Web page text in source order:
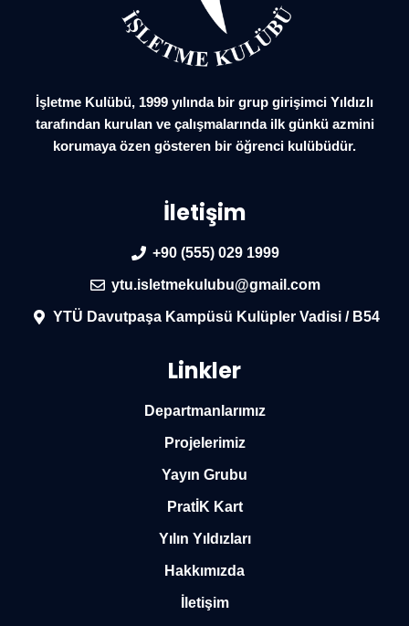
İşletme Kulübü, 1999 yılında bir grup girişimci Yıldızlı
tarafından kurulan ve çalışmalarında ilk günkü azmini
korumaya özen gösteren bir öğrenci kulübüdür.
İletişim
+90 (555) 029 1999
ytu.isletmekulubu@gmail.com
YTÜ Davutpaşa Kampüsü Kulüpler Vadisi / B54
Linkler
Departmanlarımız
Projelerimiz
Yayın Grubu
PratİK Kart
Yılın Yıldızları
Hakkımızda
İletişim